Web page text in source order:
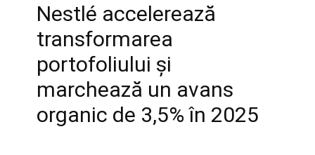
Nestlé accelerează
transformarea
portofoliului și
marchează un avans
organic de 3,5% în 2025